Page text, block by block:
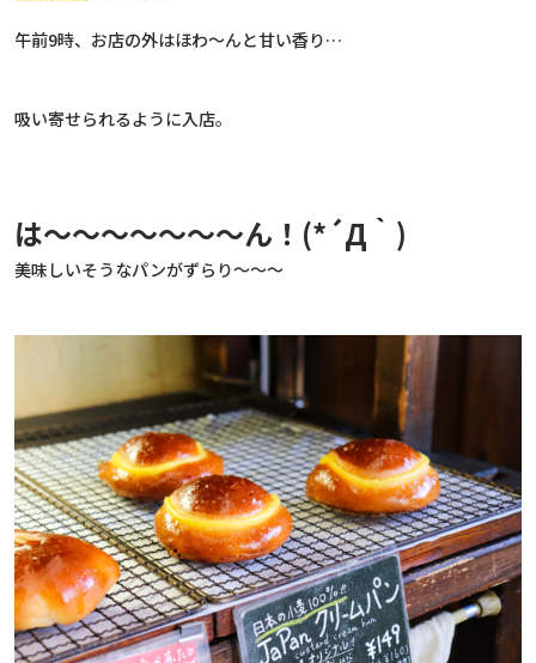
午前9時、お店の外はほわ～んと甘い香り…
吸い寄せられるように入店。
は～～～～～～～ん！(*´Д｀)
美味しいそうなパンがずらり～～～